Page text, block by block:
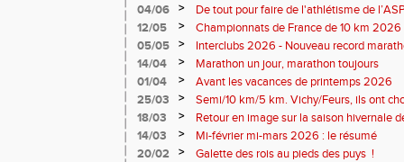
04/06
>
De tout pour faire de l'athlétisme de
monde souriant
12/05 >
Championnats de France de 10 km
Soirées piste
05/05 >
Interclubs 2026 - Nouveau record
résultats
14/04 >
Marathon un jour, marathon toujours
01/04
>
Avant les vacances de printemps 2026
25/03
>
Semi/10 km/5 km. Vichy/Feurs, ils ont
18/03
>
Retour en image sur la saison hivernale
14/03
>
Mi-février mi-mars 2026 : le résumé
20/02
>
Galette des rois au pieds des puys !